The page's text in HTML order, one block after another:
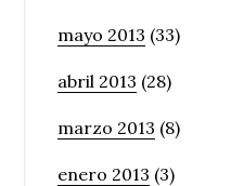
mayo 2013 (33)
abril 2013 (28)
marzo 2013 (8)
enero 2013 (3)